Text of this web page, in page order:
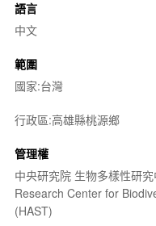
語言
中文
範圍
國家:台灣
行政區:高雄縣桃源鄉
管理權
中央研究院 生物多樣性研
Research Center for
(HAST)